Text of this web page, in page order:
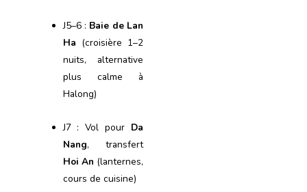
J5–6 : Baie de Lan
Ha (croisière 1–2
nuits, alternative
plus calme à
Halong)
J7 : Vol pour Da
Nang, transfert
Hoi An (lanternes,
cours de cuisine)